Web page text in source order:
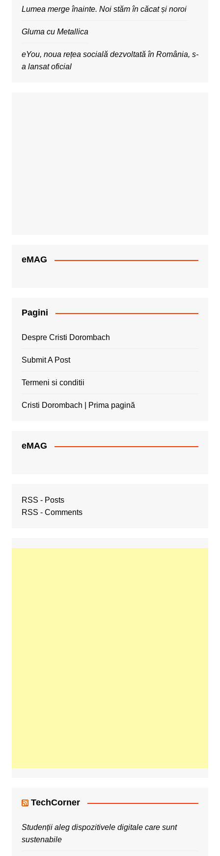
Lumea merge înainte. Noi stăm în căcat și noroi
Gluma cu Metallica
eYou, noua rețea socială dezvoltată în România, s-
a lansat oficial
eMAG
Pagini
Despre Cristi Dorombach
Submit A Post
Termeni si conditii
Cristi Dorombach | Prima pagină
eMAG
RSS - Posts
RSS - Comments
TechCorner
Studenții aleg dispozitivele digitale care sunt
sustenabile